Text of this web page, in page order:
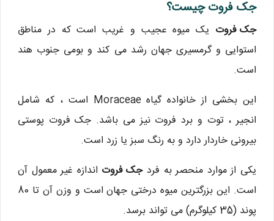
جک فروت چیست؟
جک فروت یک میوه عجیب و غریب است که در مناطق
استوایی و گرمسیری جهان رشد می کند و بومی جنوب هند
است.
این بخشی از خانواده گیاه Moraceae است ، که شامل
انجیر ، توت و برد فروت نیز می باشد. جک فروت پوستی
بیرونی خاردار دارد و به رنگ سبز یا زرد است.
یکی از موارد منحصر به فردجک فروت اندازه غیر معمول آن
است. این بزرگترین میوه درختی جهان است و وزن آن تا 80
پوند (35 کیلوگرم) می تواند برسد.